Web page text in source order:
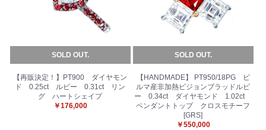
SOLD OUT.
【再販決定！】PT900 ダイヤモン
ド 0.25ct ルビー 0.31ct リン
グ ハートシェイプ
￥176,000
SOLD OUT.
【HANDMADE】 PT950/18PG ビ
ルマ産非加熱ビジョンブラッドルビ
ー 0.34ct ダイヤモンド 1.02ct
ペンダントトップ クロスモチーフ
[GRS]
￥550,000
お買い物を続ける カートへ進む